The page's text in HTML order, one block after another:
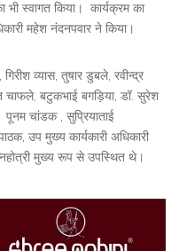
भी स्वागत किया। कार्यक्रम का
महेश नंदनपवार ने किया।
व्यास, तुषार डुबले, रवीन्द्र
चाफले, बटुकभाई बगड़िया, डॉ. सुरेश
चांडक , सुप्रियाताई
उप मुख्य कार्यकारी अधिकारी
मुख्य रूप से उपस्थित थे।